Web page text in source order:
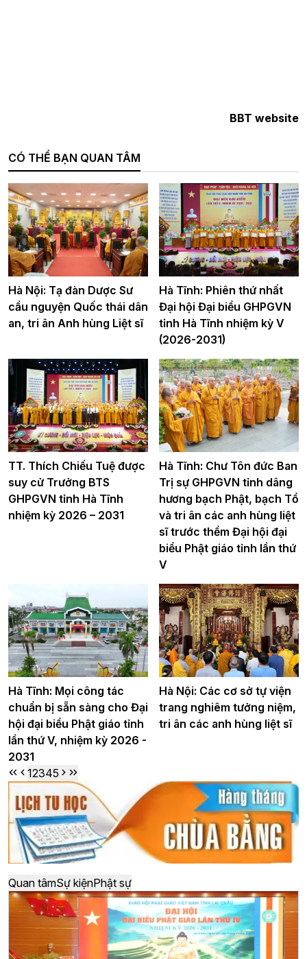
BBT website
CÓ THỂ BẠN QUAN TÂM
Hà Nội: Tạ đàn Dược Sư
cầu nguyện Quốc thái dân
an, tri ân Anh hùng Liệt sĩ
Hà Tĩnh: Phiên thứ nhất
Đại hội Đại biểu GHPGVN
tỉnh Hà Tĩnh nhiệm kỳ V
(2026-2031)
TT. Thích Chiếu Tuệ được
suy cử Trưởng BTS
GHPGVN tỉnh Hà Tĩnh
nhiệm kỳ 2026 – 2031
Hà Tĩnh: Chư Tôn đức Ban
Trị sự GHPGVN tỉnh dâng
hương bạch Phật, bạch Tổ
và tri ân các anh hùng liệt
sĩ trước thềm Đại hội đại
biểu Phật giáo tỉnh lần thứ
V
Hà Tĩnh: Mọi công tác
chuẩn bị sẵn sàng cho Đại
hội đại biểu Phật giáo tỉnh
lần thứ V, nhiệm kỳ 2026 -
2031
Hà Nội: Các cơ sở tự viện
trang nghiêm tưởng niệm,
tri ân các anh hùng liệt sĩ
12345
Quan tâmSự kiệnPhật sự